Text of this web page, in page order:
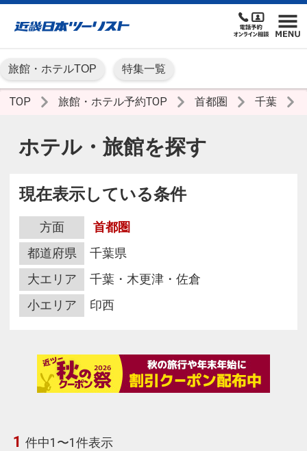
旅館・ホテルTOP 特集一覧
TOP 旅館・ホテル予約TOP 首都圏 千葉
ホテル・旅館を探す
現在表示している条件
方面
首都圏
都道府県
千葉県
大エリア
千葉・木更津・佐倉
小エリア
印西
1 件中1〜1件表示